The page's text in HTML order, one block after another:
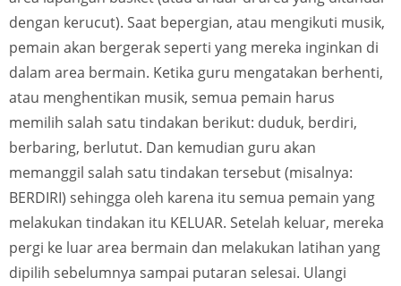
dengan kerucut). Saat bepergian, atau mengikuti musik,
pemain akan bergerak seperti yang mereka inginkan di
dalam area bermain. Ketika guru mengatakan berhenti,
atau menghentikan musik, semua pemain harus
memilih salah satu tindakan berikut: duduk, berdiri,
berbaring, berlutut. Dan kemudian guru akan
memanggil salah satu tindakan tersebut (misalnya:
BERDIRI) sehingga oleh karena itu semua pemain yang
melakukan tindakan itu KELUAR. Setelah keluar, mereka
pergi ke luar area bermain dan melakukan latihan yang
dipilih sebelumnya sampai putaran selesai. Ulangi